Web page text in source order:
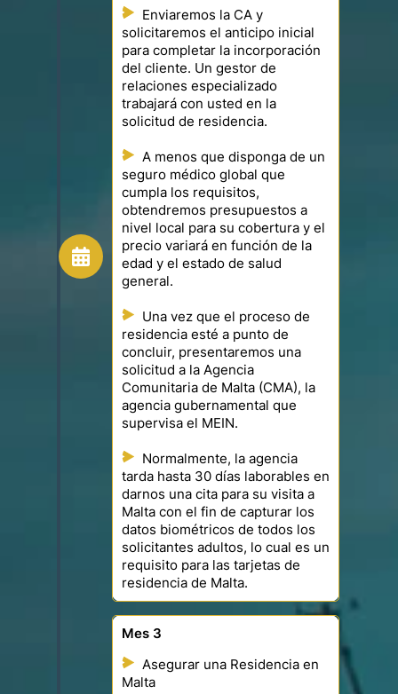
Enviaremos la CA y
solicitaremos el anticipo inicial
para completar la incorporación
del cliente. Un gestor de
relaciones especializado
trabajará con usted en la
solicitud de residencia.
A menos que disponga de un
seguro médico global que
cumpla los requisitos,
obtendremos presupuestos a
nivel local para su cobertura y el
precio variará en función de la
edad y el estado de salud
general.
Una vez que el proceso de
residencia esté a punto de
concluir, presentaremos una
solicitud a la Agencia
Comunitaria de Malta (CMA), la
agencia gubernamental que
supervisa el MEIN.
Normalmente, la agencia
tarda hasta 30 días laborables en
darnos una cita para su visita a
Malta con el fin de capturar los
datos biométricos de todos los
solicitantes adultos, lo cual es un
requisito para las tarjetas de
residencia de Malta.
Mes 3
Asegurar una Residencia en
Malta